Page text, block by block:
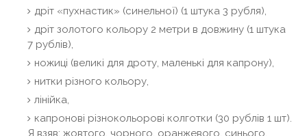
дріт «пухнастик» (синельної) (1 штука 3 рубля),
дріт золотого кольору 2 метри в довжину (1 штука
7 рублів),
ножиці (великі для дроту, маленькі для капрону),
нитки різного кольору,
лінійка,
капронові різнокольорові колготки (30 рублів 1 шт).
Я взяв: жовтого, чорного, оранжевого, синього,